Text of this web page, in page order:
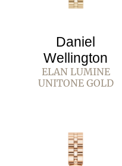
Daniel
Wellington
ELAN LUMINE
UNITONE GOLD